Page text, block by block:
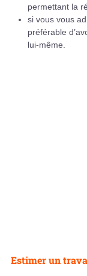
permettant la
si vous vous
préférable
lui-même.
Estimer un